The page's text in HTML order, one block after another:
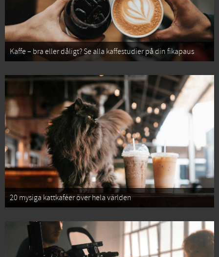
Kaffe – bra eller dåligt? Se alla kaffestudier på din fikapaus
20 mysiga kattkaféer över hela världen